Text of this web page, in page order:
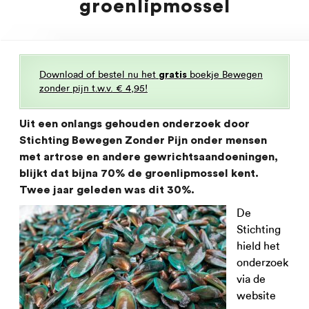
groenlipmossel
Download of bestel nu het gratis boekje Bewegen
zonder pijn t.w.v. € 4,95!
Uit een onlangs gehouden onderzoek door
Stichting Bewegen Zonder Pijn onder mensen
met artrose en andere gewrichtsaandoeningen,
blijkt dat bijna 70% de groenlipmossel kent.
Twee jaar geleden was dit 30%.
De
Stichting
hield het
onderzoek
via de
website